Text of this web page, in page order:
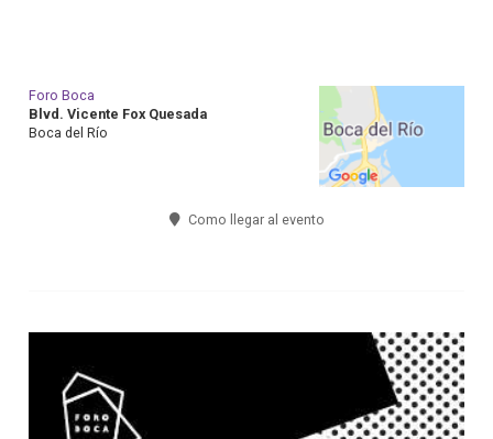
Foro Boca
Blvd. Vicente Fox Quesada
Boca del Río
Como llegar al evento